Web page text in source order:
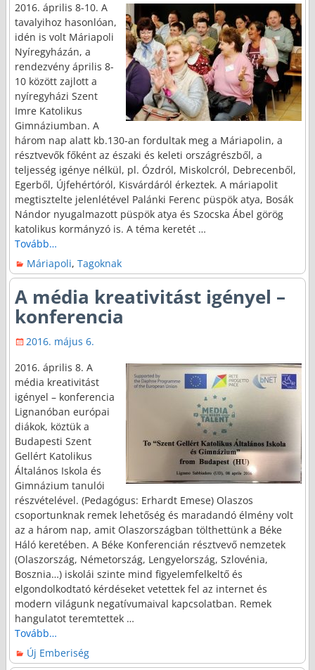
2016. április 8-10. A
tavalyihoz hasonlóan,
idén is volt Máriapoli
Nyíregyházán, a
rendezvény április 8-
10 között zajlott a
nyíregyházi Szent
Imre Katolikus
Gimnáziumban. A
három nap alatt kb.130-an fordultak meg a Máriapolin, a
résztvevők főként az északi és keleti országrészből, a
teljesség igénye nélkül, pl. Ózdról, Miskolcról, Debrecenből,
Egerből, Újfehértóról, Kisvárdáról érkeztek. A máriapolit
megtisztelte jelenlétével Palánki Ferenc püspök atya, Bosák
Nándor nyugalmazott püspök atya és Szocska Ábel görög
katolikus kormányzó is. A téma keretét …
Tovább…
Máriapoli,Tagoknak
A média kreativitást igényel –
konferencia
2016. május 6.
2016. április 8. A
média kreativitást
igényel – konferencia
Lignanóban európai
diákok, köztük a
Budapesti Szent
Gellért Katolikus
Általános Iskola és
Gimnázium tanulói
részvételével. (Pedagógus: Erhardt Emese) Olaszos
csoportunknak remek lehetőség és maradandó élmény volt
az a három nap, amit Olaszországban tölthettünk a Béke
Háló keretében. A Béke Konferencián résztvevő nemzetek
(Olaszország, Németország, Lengyelország, Szlovénia,
Bosznia…) iskolái szinte mind figyelemfelkeltő és
elgondolkodtató kérdéseket vetettek fel az internet és
modern világunk negatívumaival kapcsolatban. Remek
hangulatot teremtettek …
Tovább…
Új Emberiség